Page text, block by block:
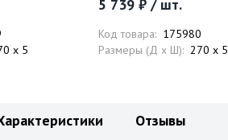
x 5
5 739 ₽ / шт.
Код товара: 175980
Размеры (Д x Ш): 270 x 5
Отзывы